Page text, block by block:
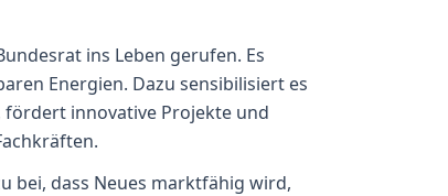
ins Leben gerufen. Es
Energien. Dazu sensibilisiert es
fördert innovative Projekte und
bei, dass Neues marktfähig wird,